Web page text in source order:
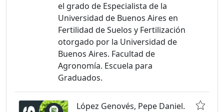
el grado de Especialista de la
Universidad de Buenos Aires en
Fertilidad de Suelos y Fertilización
otorgado por la Universidad de
Buenos Aires. Facultad de
Agronomía. Escuela para
Graduados.
López Genovés, Pepe Daniel.